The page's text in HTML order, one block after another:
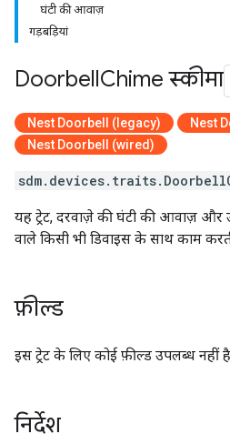
घंटी की आवाज़
गड़बड़ियां
DoorbellChime स्कीमा
Nest Doorbell (legacy)
Nest
Nest Doorbell (wired)
यह ट्रेट, दरवाज़े की घंटी की आवाज़ और
वाले किसी भी डिवाइस के साथ काम
फ़ील्ड
इस ट्रेट के लिए कोई फ़ील्ड उपलब्ध नहीं
निर्देश